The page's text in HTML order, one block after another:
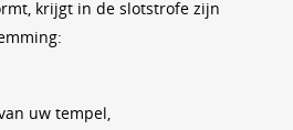
krijgt in de slotstrofe zijn
uw tempel,